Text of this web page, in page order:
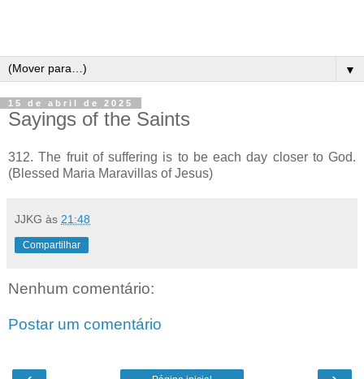
▼
15 de abril de 2025
Sayings of the Saints
312. The fruit of suffering is to be each day closer to God.
(Blessed Maria Maravillas of Jesus)
JJKG às 21:48
Compartilhar
Nenhum comentário:
Postar um comentário